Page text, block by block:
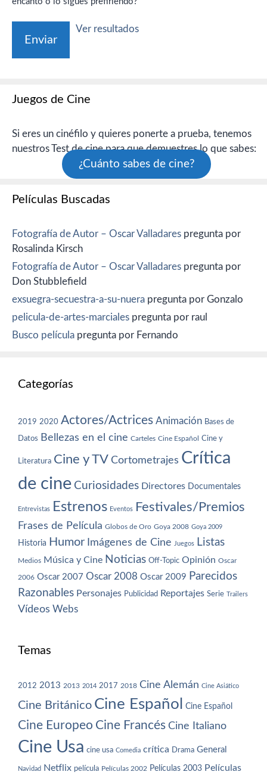
Ver resultados
Juegos de Cine
Si eres un cinéfilo y quieres ponerte a prueba, tenemos
nuestros Test de cine para que demuestres lo que sabes:
¿Cuánto sabes de cine?
Películas Buscadas
Fotografía de Autor – Oscar Valladares pregunta por
Rosalinda Kirsch
Fotografía de Autor – Oscar Valladares pregunta por
Don Stubblefield
exsuegra-secuestra-a-su-nuera pregunta por Gonzalo
pelicula-de-artes-marciales pregunta por raul
Busco película pregunta por Fernando
Categorías
2019 2020 Actores/Actrices Animación Bases de
Datos Bellezas en el cine Carteles Cine Español Cine y
Literatura Cine y TV Cortometrajes Crítica
de cine Curiosidades Directores Documentales
Entrevistas Estrenos Eventos Festivales/Premios
Frases de Película Globos de Oro Goya 2008 Goya 2009
Historia Humor Imágenes de Cine Juegos Listas
Medios Música y Cine Noticias Off-Topic Opinión Oscar
2006 Oscar 2007 Oscar 2008 Oscar 2009 Parecidos
Razonables Personajes Publicidad Reportajes Serie Trailers
Vídeos Webs
Temas
2012 2013 2013 2014 2017 2018 Cine Alemán Cine Asiático
Cine Británico Cine Español Cine Español
Cine Europeo Cine Francés Cine Italiano
Cine Usa cine usa Comedia crítica Drama General
Navidad Netflix película Películas 2002 Películas 2003 Películas